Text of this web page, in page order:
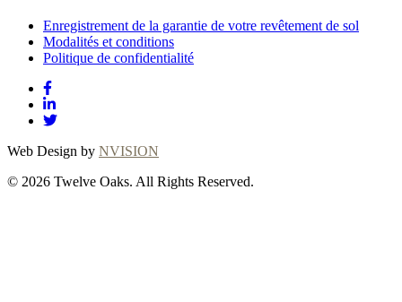
Enregistrement de la garantie de votre revêtement de sol
Modalités et conditions
Politique de confidentialité
Web Design by NVISION
© 2026 Twelve Oaks. All Rights Reserved.